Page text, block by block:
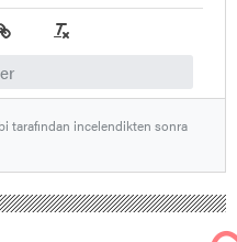
tarafından incelendikten sonra